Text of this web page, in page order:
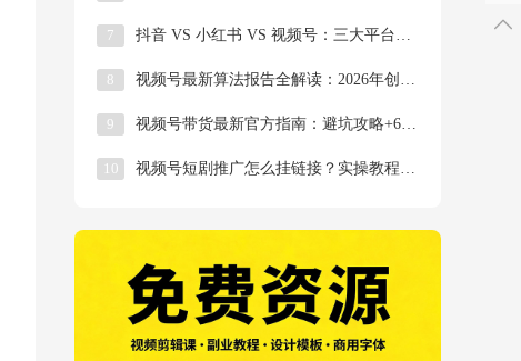
7 抖音 VS 小红书 VS 视频号：三大平台流量规
8 视频号最新算法报告全解读：2026年创作者必知的
9 视频号带货最新官方指南：避坑攻略+6种爆款内容公
10 视频号短剧推广怎么挂链接？实操教程来了！